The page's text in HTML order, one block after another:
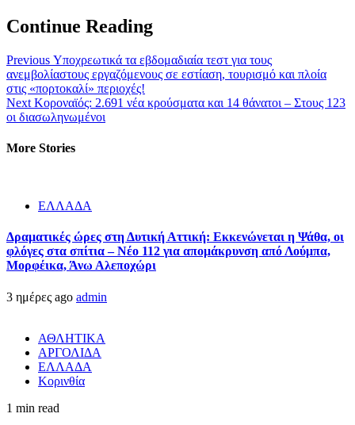
Continue Reading
Previous Υποχρεωτικά τα εβδομαδιαία τεστ για τους
ανεμβολίαστους εργαζόμενους σε εστίαση, τουρισμό και πλοία
στις «πορτοκαλί» περιοχές!
Next Κοροναϊός: 2.691 νέα κρούσματα και 14 θάνατοι – Στους 123
οι διασωληνωμένοι
More Stories
ΕΛΛΑΔΑ
Δραματικές ώρες στη Δυτική Αττική: Εκκενώνεται η Ψάθα, οι
φλόγες στα σπίτια – Νέο 112 για απομάκρυνση από Λούμπα,
Μορφέικα, Άνω Αλεποχώρι
3 ημέρες ago admin
ΑΘΛΗΤΙΚΑ
ΑΡΓΟΛΙΔΑ
ΕΛΛΑΔΑ
Κορινθία
1 min read